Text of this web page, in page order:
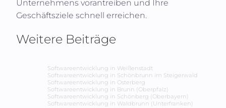
Unternehmens vorantreiben und Ihre
Geschäftsziele schnell erreichen.
Weitere Beiträge
Softwareentwicklung in Weißenstadt
Softwareentwicklung in Schönbrunn im Steigerwald
Softwareentwicklung in Osterberg
Softwareentwicklung in Brunn (Oberpfalz)
Softwareentwicklung in Schönberg (Oberbayern)
Softwareentwicklung in Waldbrunn (Unterfranken)